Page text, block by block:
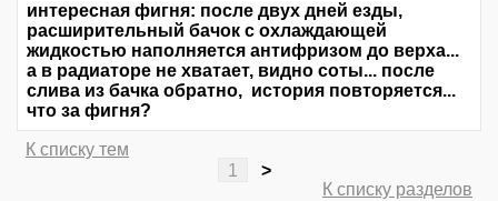
интересная фигня: после двух дней езды,
расширительный бачок с охлаждающей
жидкостью наполняется антифризом до верха...
а в радиаторе не хватает, видно соты... после
слива из бачка обратно, история повторяется...
что за фигня?
К списку тем
1
>
К списку разделов